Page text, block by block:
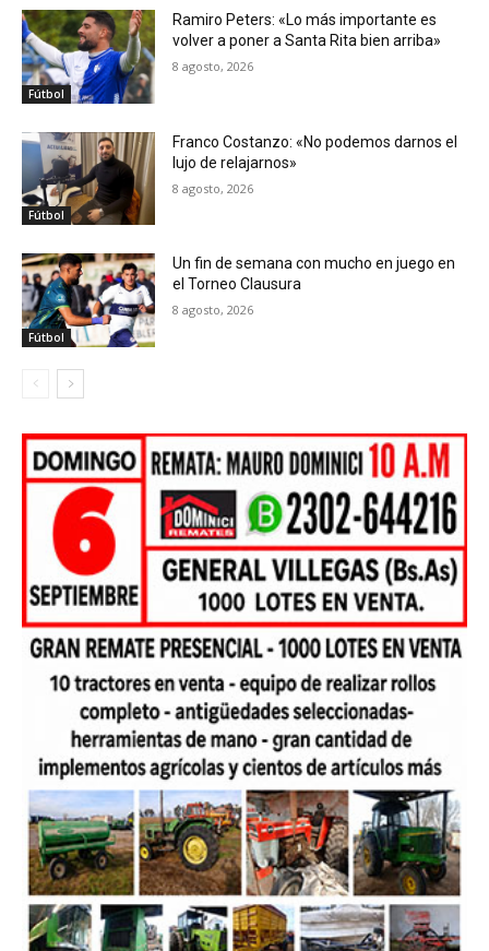
Fútbol
Ramiro Peters: «Lo más importante es
volver a poner a Santa Rita bien arriba»
8 agosto, 2026
Fútbol
Franco Costanzo: «No podemos darnos el
lujo de relajarnos»
8 agosto, 2026
Fútbol
Un fin de semana con mucho en juego en
el Torneo Clausura
8 agosto, 2026